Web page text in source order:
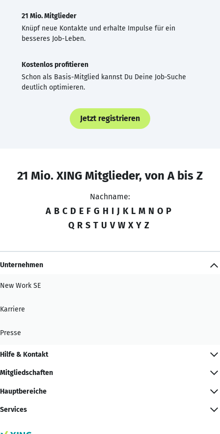
21 Mio. Mitglieder
Knüpf neue Kontakte und erhalte Impulse für ein
besseres Job-Leben.
Kostenlos profitieren
Schon als Basis-Mitglied kannst Du Deine Job-Suche
deutlich optimieren.
Jetzt registrieren
21 Mio. XING Mitglieder, von A bis Z
Nachname:
A B C D E F G H I J K L M N O P
Q R S T U V W X Y Z
Unternehmen
New Work SE
Karriere
Presse
Hilfe & Kontakt
Mitgliedschaften
Hauptbereiche
Services